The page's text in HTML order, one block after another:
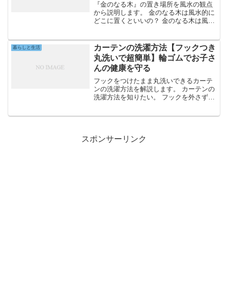
『金のなる木』の置き場所を風水の観点
から説明します。 金のなる木は風水的に
どこに置くといいの？ 金のなる木は風水
なる木を部屋に置きたいと思っている方
なら、こんな疑問を...
暮らしと生活
カーテンの洗濯方法【フックつき
丸洗いで超簡単】輪ゴムでお子さ
んの健康を守る
フックをつけたまま丸洗いできるカーテ
ンの洗濯方法を解説します。 カーテンの
洗濯方法を知りたい。 フックを外さずに
スポンサーリンク